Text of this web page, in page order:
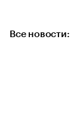
Все новости: